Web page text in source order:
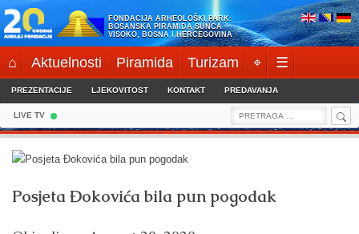
Skip
to
content
FONDACIJA ARHEOLOŠKI PARK:
BOSANSKA PIRAMIDA SUNCA
VISOKO, BOSNA I HERCEGOVINA
⌂ Aktuelnosti Piramida Turizam ⌖ ☰
PREZENTACIJE LJEKOVITOST KONTAKT PREDAVANJA
LIVE TV
Search
for:
Posjeta Đokovića bila pun pogodak